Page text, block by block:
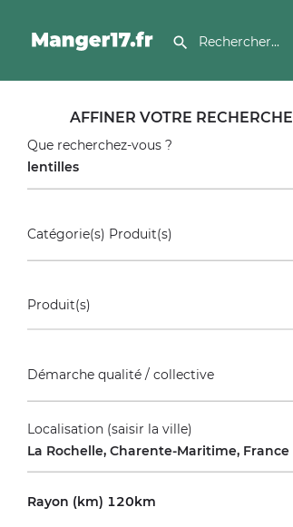
AFFINER VOTRE RECHERCHE
Que recherchez-vous ?
Catégorie(s) Produit(s)
Produit(s)
Démarche qualité / collective
Localisation (saisir la ville)
Rayon (km) 120km